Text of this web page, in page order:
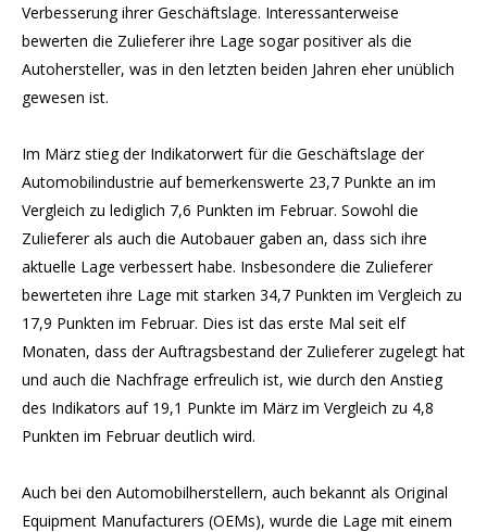
Verbesserung ihrer Geschäftslage. Interessanterweise
bewerten die Zulieferer ihre Lage sogar positiver als die
Autohersteller, was in den letzten beiden Jahren eher unüblich
gewesen ist.
Im März stieg der Indikatorwert für die Geschäftslage der
Automobilindustrie auf bemerkenswerte 23,7 Punkte an im
Vergleich zu lediglich 7,6 Punkten im Februar. Sowohl die
Zulieferer als auch die Autobauer gaben an, dass sich ihre
aktuelle Lage verbessert habe. Insbesondere die Zulieferer
bewerteten ihre Lage mit starken 34,7 Punkten im Vergleich zu
17,9 Punkten im Februar. Dies ist das erste Mal seit elf
Monaten, dass der Auftragsbestand der Zulieferer zugelegt hat
und auch die Nachfrage erfreulich ist, wie durch den Anstieg
des Indikators auf 19,1 Punkte im März im Vergleich zu 4,8
Punkten im Februar deutlich wird.
Auch bei den Automobilherstellern, auch bekannt als Original
Equipment Manufacturers (OEMs), wurde die Lage mit einem